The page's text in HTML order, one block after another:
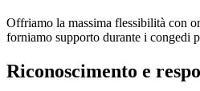
Offriamo la massima flessibilità con
forniamo supporto durante i congedi
Riconoscimento e